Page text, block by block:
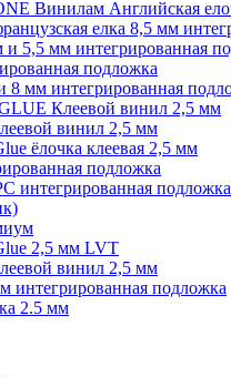
Винилам Английская
елка 8,5 мм
мм интегрированная
подложка
мм интегрированная
Клеевой винил 2,5 мм
винил 2,5 мм
ёлочка клеевая 2,5 мм
подложка
интегрированная подложка
2,5 мм LVT
винил 2,5 мм
подложка
2.5 мм